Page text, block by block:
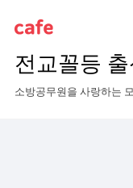
C
F
E
전교꼴등
소방공무원을 사랑하는